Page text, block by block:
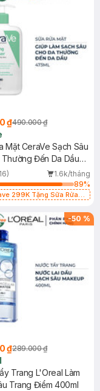
₫490.000 ₫
Mặt CeraVe Sạch Sâu
Đến Da Dầu
1.6k/tháng
89%
299K Tặng Sữa Rửa
-50 %
₫289.000 ₫
Trang L'Oreal Làm
Trang Điểm 400ml